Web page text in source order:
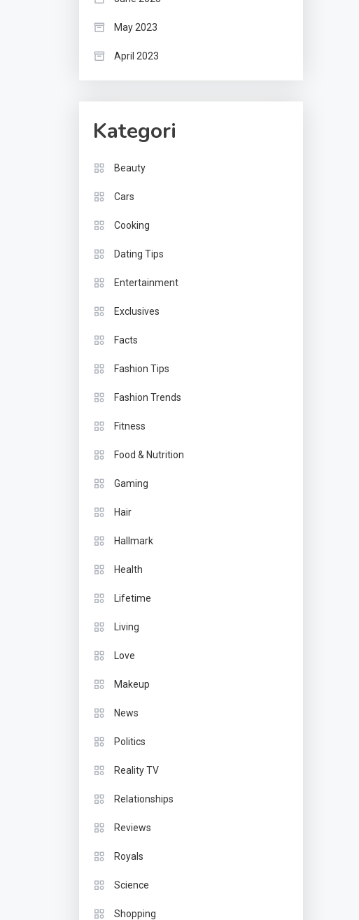
May 2023
April 2023
Kategori
Beauty
Cars
Cooking
Dating Tips
Entertainment
Exclusives
Facts
Fashion Tips
Fashion Trends
Fitness
Food & Nutrition
Gaming
Hair
Hallmark
Health
Lifetime
Living
Love
Makeup
News
Politics
Reality TV
Relationships
Reviews
Royals
Science
Shopping